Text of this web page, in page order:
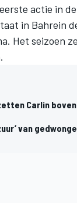
actie in de
in Bahrein
Het seizoen
Carlin
van